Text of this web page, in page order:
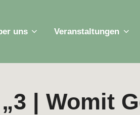
uns Veranstaltungen
| Womit